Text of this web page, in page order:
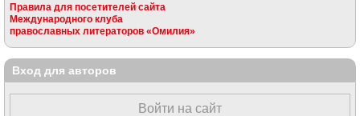
Правила для посетителей сайта
Международного клуба
православных литераторов «Омилия»
Вход для авторов
Войти на сайт